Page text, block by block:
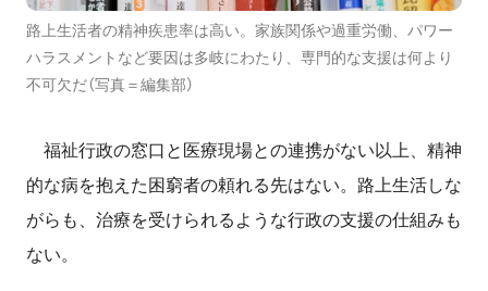
路上生活者の精神疾患率は高い。家族関係や過重労働、パワー
ハラスメントなど要因は多岐にわたり、専門的な支援は何より
不可欠だ（写真＝編集部）
福祉行政の窓口と医療現場との連携がない以上、精神
的な病を抱えた困窮者の頼れる先はない。路上生活しな
がらも、治療を受けられるような行政の支援の仕組みも
ない。